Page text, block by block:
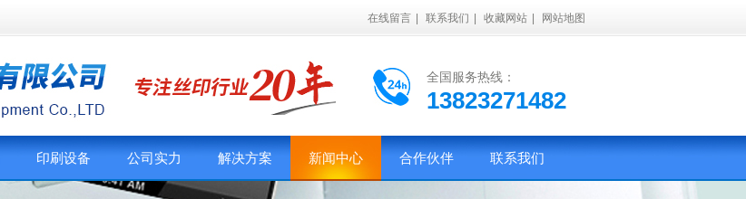
在线留言 联系我们 收藏网站 网站地图
全国服务热线：
13823271482
印刷设备 公司实力 解决方案 新闻中心 合作伙伴 联系我们